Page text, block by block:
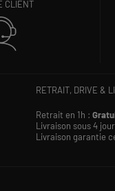
CLIENT
RETRAIT, DRIVE &
Retrait en 1h :
Livraison sous 4
Livraison garantie